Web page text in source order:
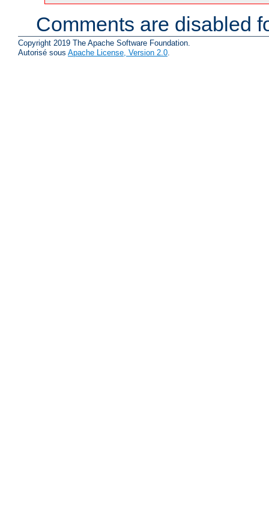
Comments are disabled
Copyright 2019 The Apache Software Foundation.
Autorisé sous Apache License, Version 2.0